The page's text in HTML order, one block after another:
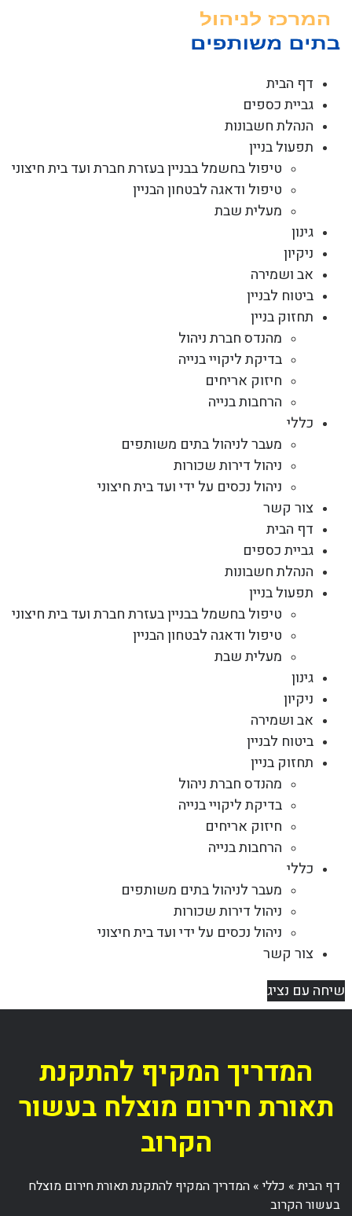
דף הבית
גביית כספים
הנהלת חשבונות
תפעול בניין
טיפול בחשמל בבניין בעזרת חברת ועד בית חיצוני
טיפול ודאגה לבטחון הבניין
מעלית שבת
גינון
ניקיון
אב ושמירה
ביטוח לבניין
תחזוק בניין
מהנדס חברת ניהול
בדיקת ליקויי בנייה
חיזוק אריחים
הרחבות בנייה
כללי
מעבר לניהול בתים משותפים
ניהול דירות שכורות
ניהול נכסים על ידי ועד בית חיצוני
צור קשר
דף הבית
גביית כספים
הנהלת חשבונות
תפעול בניין
טיפול בחשמל בבניין בעזרת חברת ועד בית חיצוני
טיפול ודאגה לבטחון הבניין
מעלית שבת
גינון
ניקיון
אב ושמירה
ביטוח לבניין
תחזוק בניין
מהנדס חברת ניהול
בדיקת ליקויי בנייה
חיזוק אריחים
הרחבות בנייה
כללי
מעבר לניהול בתים משותפים
ניהול דירות שכורות
ניהול נכסים על ידי ועד בית חיצוני
צור קשר
שיחה עם נציג
המדריך המקיף להתקנת
תאורת חירום מוצלח בעשור
הקרוב
דף הבית» כללי» המדריך המקיף להתקנת תאורת חירום מוצלח
בעשור הקרוב